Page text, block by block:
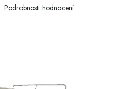
Podrobnosti hodnocení